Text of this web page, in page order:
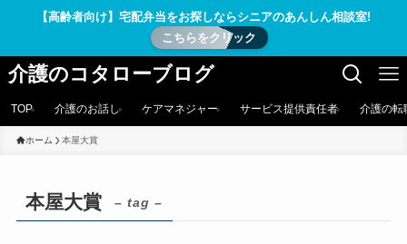
【高齢者向け】宅配弁当をお探しならシニアのあんしん相談室!
こちらをクリック
介護のコタローブログ
TOP 介護のお話し ケアマネジャー サービス提供責任者 介護の転
ホーム 本屋大賞
本屋大賞 – tag –